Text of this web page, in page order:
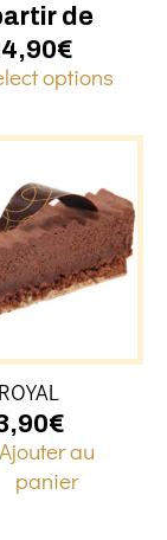
de
€
options
ROYAL
€
Ajouter au
panier